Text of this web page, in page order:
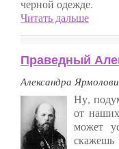
черной одежде.
Читать дальше
Праведный
Александра
Ну,
от
может